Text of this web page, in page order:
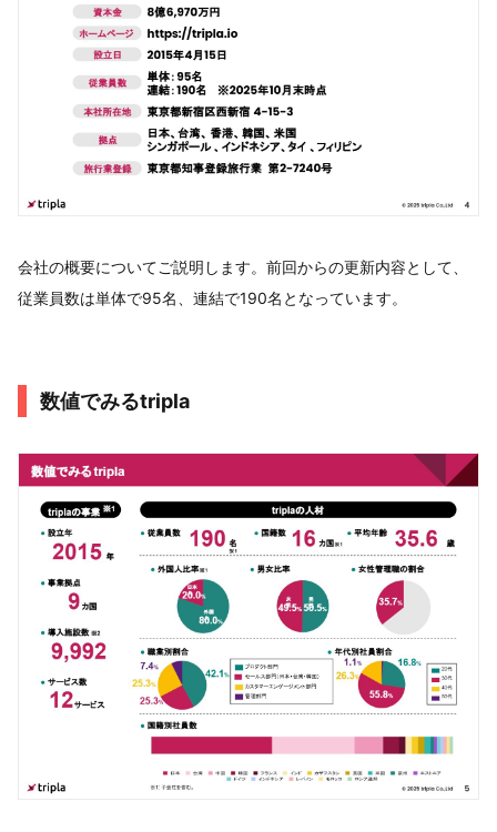
会社の概要についてご説明します。前回からの更新内容として、
従業員数は単体で95名、連結で190名となっています。
数値でみるtripla